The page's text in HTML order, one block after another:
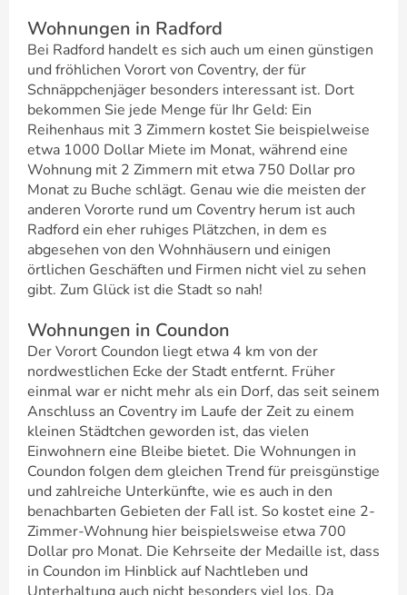
Wohnungen in Radford
Bei Radford handelt es sich auch um einen günstigen
und fröhlichen Vorort von Coventry, der für
Schnäppchenjäger besonders interessant ist. Dort
bekommen Sie jede Menge für Ihr Geld: Ein
Reihenhaus mit 3 Zimmern kostet Sie beispielweise
etwa 1000 Dollar Miete im Monat, während eine
Wohnung mit 2 Zimmern mit etwa 750 Dollar pro
Monat zu Buche schlägt. Genau wie die meisten der
anderen Vororte rund um Coventry herum ist auch
Radford ein eher ruhiges Plätzchen, in dem es
abgesehen von den Wohnhäusern und einigen
örtlichen Geschäften und Firmen nicht viel zu sehen
gibt. Zum Glück ist die Stadt so nah!
Wohnungen in Coundon
Der Vorort Coundon liegt etwa 4 km von der
nordwestlichen Ecke der Stadt entfernt. Früher
einmal war er nicht mehr als ein Dorf, das seit seinem
Anschluss an Coventry im Laufe der Zeit zu einem
kleinen Städtchen geworden ist, das vielen
Einwohnern eine Bleibe bietet. Die Wohnungen in
Coundon folgen dem gleichen Trend für preisgünstige
und zahlreiche Unterkünfte, wie es auch in den
benachbarten Gebieten der Fall ist. So kostet eine 2-
Zimmer-Wohnung hier beispielsweise etwa 700
Dollar pro Monat. Die Kehrseite der Medaille ist, dass
in Coundon im Hinblick auf Nachtleben und